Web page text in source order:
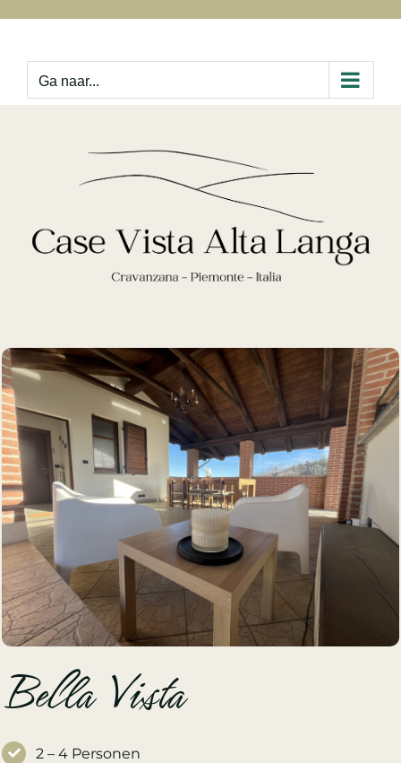
inhoud
Ga naar...
Bella Vista
2 – 4 Personen